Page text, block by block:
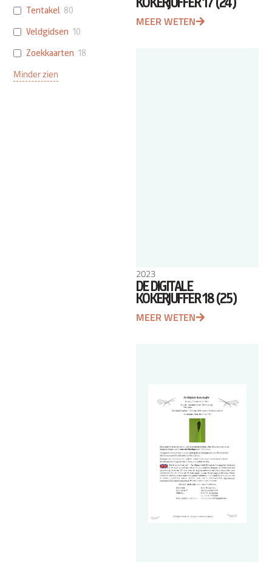
Tentakel 80
Veldgidsen 10
Zoekkaarten 18
Minder zien
MEER WETEN
2023
DE DIGITALE
KOKERJUFFER 18 (25)
MEER WETEN